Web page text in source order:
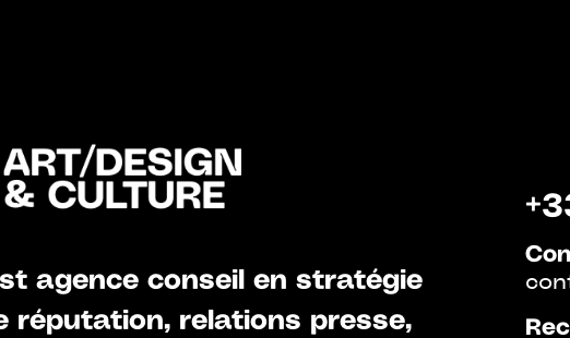
agence conseil en stratégie
réputation, relations presse,